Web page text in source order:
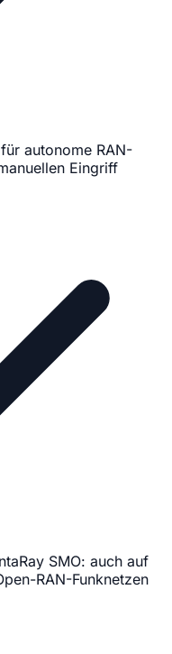
autonome RAN-
Eingriff
SMO: auch auf
RAN-Funknetzen